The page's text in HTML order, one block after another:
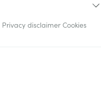
Privacy disclaimer Cookies